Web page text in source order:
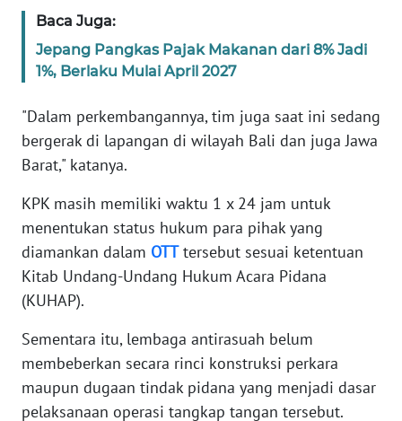
Baca Juga:
Jepang Pangkas Pajak Makanan dari 8% Jadi
1%, Berlaku Mulai April 2027
"Dalam perkembangannya, tim juga saat ini sedang
bergerak di lapangan di wilayah Bali dan juga Jawa
Barat," katanya.
KPK masih memiliki waktu 1 x 24 jam untuk
menentukan status hukum para pihak yang
diamankan dalam OTTtersebut sesuai ketentuan
Kitab Undang-Undang Hukum Acara Pidana
(KUHAP).
Sementara itu, lembaga antirasuah belum
membeberkan secara rinci konstruksi perkara
maupun dugaan tindak pidana yang menjadi dasar
pelaksanaan operasi tangkap tangan tersebut.
BANTEN
NTT
WN
WN
PAPUA
WN
BARAT
WN
RIAU